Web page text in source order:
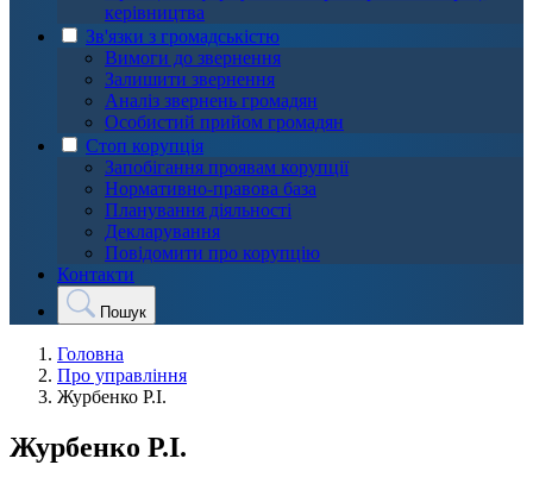
керівництва
Зв'язки з громадськістю
Вимоги до звернення
Залишити звернення
Аналіз звернень громадян
Особистий прийом громадян
Стоп корупція
Запобігання проявам корупції
Нормативно-правова база
Планування діяльності
Декларування
Повідомити про корупцію
Контакти
Пошук
Головна
Про управління
Журбенко Р.І.
Журбенко Р.І.